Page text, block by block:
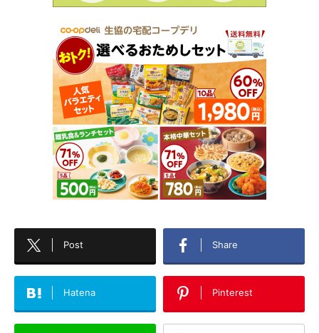
Post Share
Hatena Pinterest